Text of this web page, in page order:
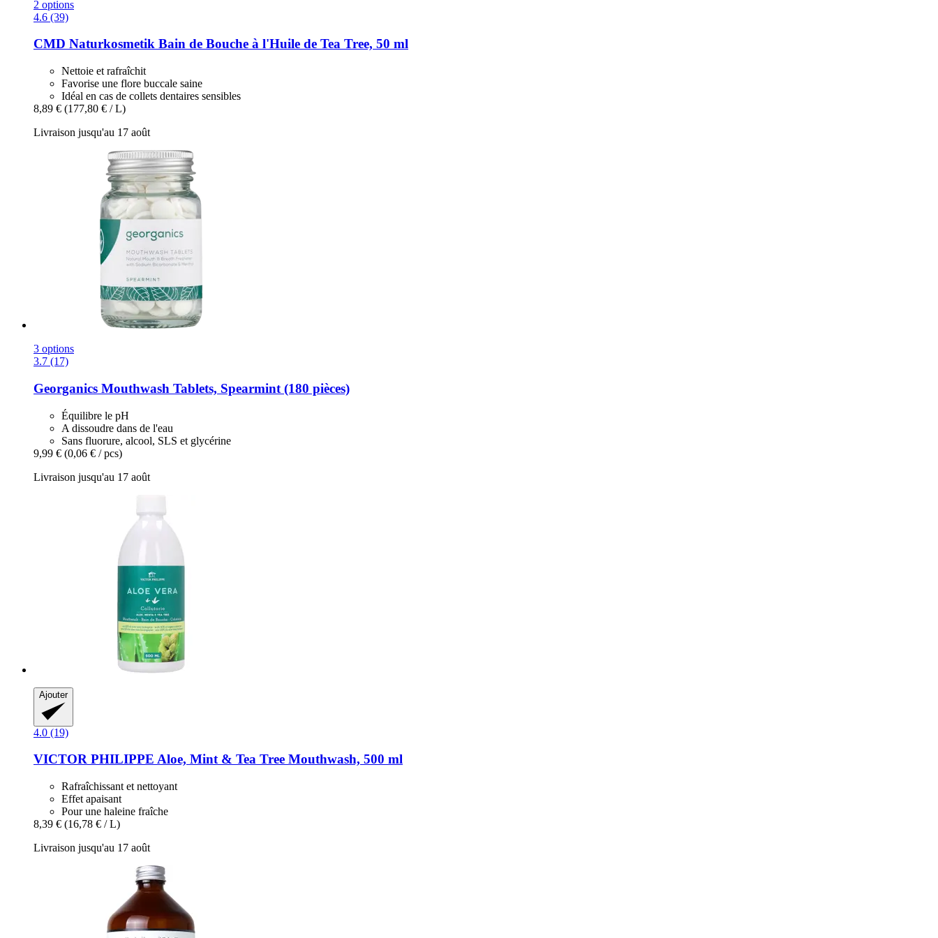
2 options
4.6 (39)
CMD Naturkosmetik Bain de Bouche à l'Huile de Tea Tree, 50 ml
Nettoie et rafraîchit
Favorise une flore buccale saine
Idéal en cas de collets dentaires sensibles
8,89 € (177,80 € / L)
Livraison jusqu'au 17 août
3 options
3.7 (17)
Georganics Mouthwash Tablets, Spearmint (180 pièces)
Équilibre le pH
A dissoudre dans de l'eau
Sans fluorure, alcool, SLS et glycérine
9,99 € (0,06 € / pcs)
Livraison jusqu'au 17 août
Ajouter
4.0 (19)
VICTOR PHILIPPE Aloe, Mint & Tea Tree Mouthwash, 500 ml
Rafraîchissant et nettoyant
Effet apaisant
Pour une haleine fraîche
8,39 € (16,78 € / L)
Livraison jusqu'au 17 août